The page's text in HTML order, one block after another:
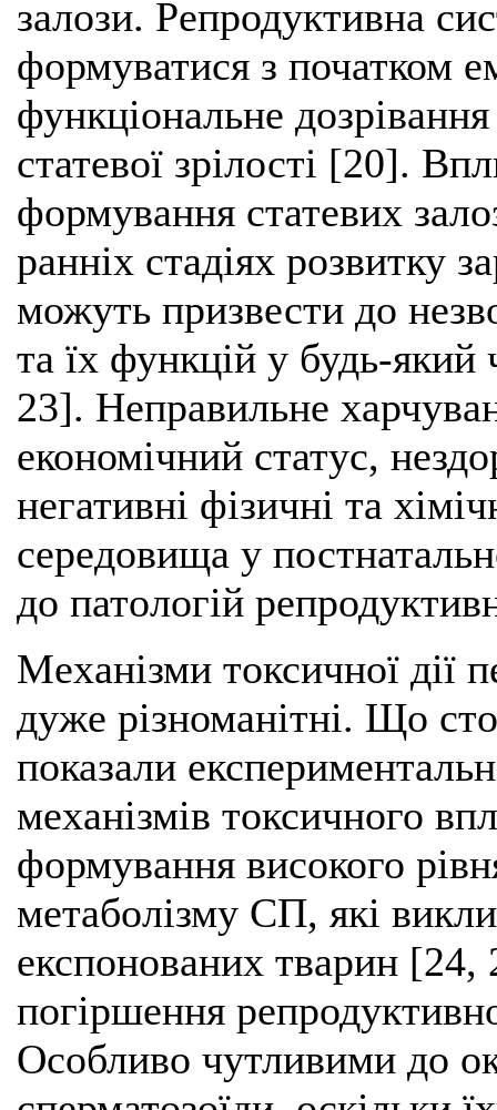
залози. Репродуктивна
формуватися з початком
функціональне
статевої зрілості [20].
формування статевих
ранніх стадіях розвитку
можуть призвести до
та їх функцій у будь-
23]. Неправильне
економічний статус,
негативні фізичні та
середовища у
до патологій
Механізми токсичної дії
дуже різноманітні. Що
показали
механізмів токсичного
формування високого
метаболізму СП, які
експонованих тварин
погіршення
Особливо чутливими до